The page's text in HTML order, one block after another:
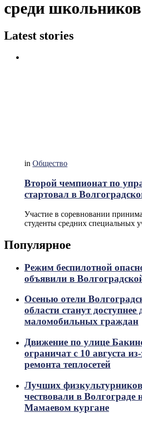
среди школьников
Latest stories
in Общество
Второй чемпионат по
стартовал в
Участие в соревновании
студенты средних специальных
Популярное
Режим беспилотной
объявили в
Осенью отели
области станут доступнее
маломобильных граждан
Движение по улице
ограничат с 10 августа из-
ремонта теплосетей
Лучших физкультурников
чествовали в Волгограде
Мамаевом кургане